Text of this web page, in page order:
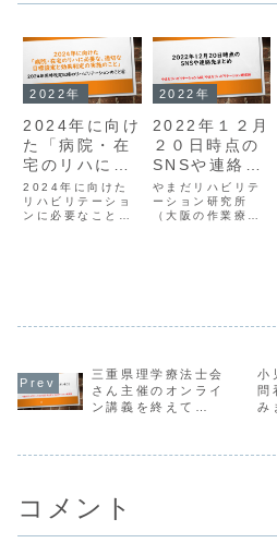
2022年
2024年に向け
た「病院・在
宅のリハに必
要な、適切な
目標設定と効
果判定の実施
2024年に向けた
リハビリテーショ
ンに必要なことを
診療所・老健から
護のこと 在宅のリ
ハにお...
2022年
2022年１２月
２０日時点の
SNSや連絡先
まとめ
やまだリハビリテ
ーション研究所
（大阪の作業療法
から、メールフォ
のお問い合わせを
受け付けてい...
三重県理学療法士会
さん主催のオンライ
ン講義を終えて
小
問
み
コメント